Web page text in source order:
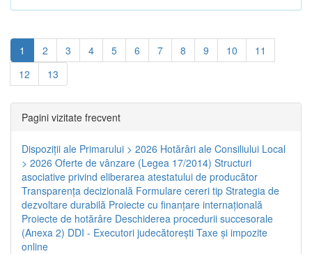
1 2 3 4 5 6 7 8 9 10
11
12
13
Pagini vizitate frecvent
Dispoziţii ale Primarului > 2026 Hotărâri ale Consiliului Local
> 2026 Oferte de vânzare (Legea 17/2014) Structuri
asociative privind eliberarea atestatului de producător
Transparenţa decizională Formulare cereri tip Strategia de
dezvoltare durabilă Proiecte cu finanţare internaţională
Proiecte de hotărâre Deschiderea procedurii succesorale
(Anexa 2) DDI - Executori judecătorești Taxe şi impozite
online